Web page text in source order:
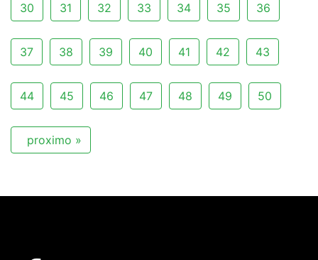
30 31 32 33 34 35 36
37 38 39 40 41 42 43
44 45 46 47 48 49 50
proximo »